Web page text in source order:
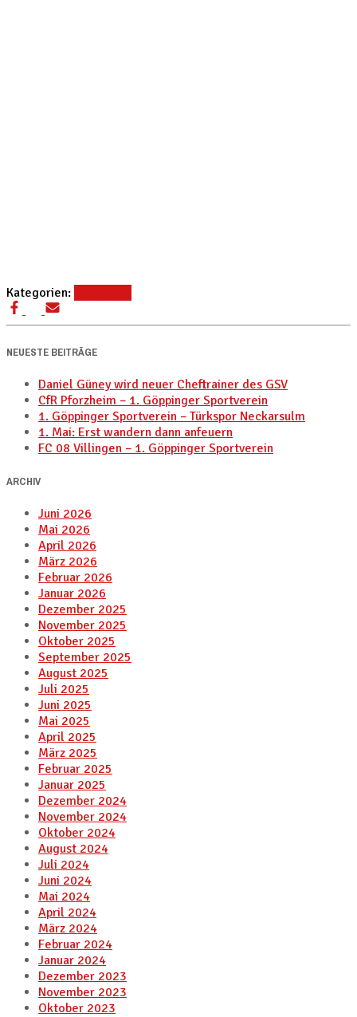
Kategorien:
NEUESTE BEITRÄGE
Daniel Güney wird neuer Cheftrainer des GSV
CfR Pforzheim – 1. Göppinger Sportverein
1. Göppinger Sportverein – Türkspor Neckarsulm
1. Mai: Erst wandern dann anfeuern
FC 08 Villingen – 1. Göppinger Sportverein
ARCHIV
Juni 2026
Mai 2026
April 2026
März 2026
Februar 2026
Januar 2026
Dezember 2025
November 2025
Oktober 2025
September 2025
August 2025
Juli 2025
Juni 2025
Mai 2025
April 2025
März 2025
Februar 2025
Januar 2025
Dezember 2024
November 2024
Oktober 2024
August 2024
Juli 2024
Juni 2024
Mai 2024
April 2024
März 2024
Februar 2024
Januar 2024
Dezember 2023
November 2023
Oktober 2023